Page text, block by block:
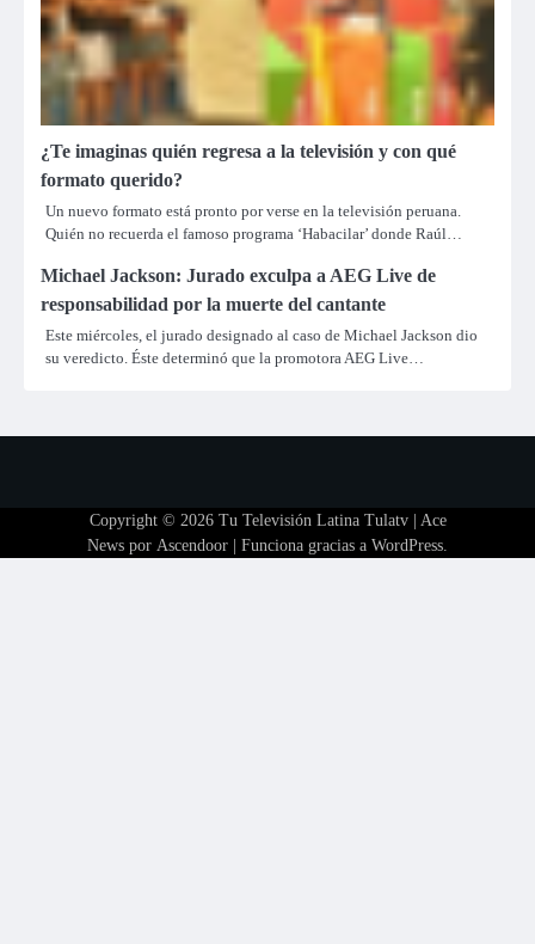
¿Te imaginas quién regresa a la televisión y con qué
formato querido?
Un nuevo formato está pronto por verse en la televisión peruana.
Quién no recuerda el famoso programa ‘Habacilar’ donde Raúl…
Michael Jackson: Jurado exculpa a AEG Live de
responsabilidad por la muerte del cantante
Este miércoles, el jurado designado al caso de Michael Jackson dio
su veredicto. Éste determinó que la promotora AEG Live…
Copyright © 2026 Tu Televisión Latina Tulatv| Ace
News por Ascendoor | Funciona gracias a WordPress